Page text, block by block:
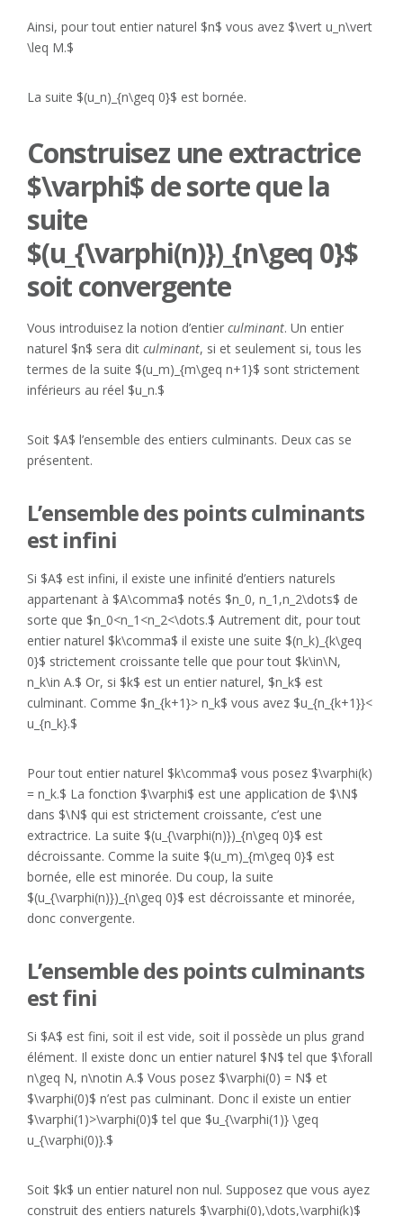
Ainsi, pour tout entier naturel $n$ vous avez $\vert u_n\vert
\leq M.$
La suite $(u_n)_{n\geq 0}$ est bornée.
Construisez une extractrice
$\varphi$ de sorte que la
suite
$(u_{\varphi(n)})_{n\geq 0}$
soit convergente
Vous introduisez la notion d’entier culminant. Un entier
naturel $n$ sera dit culminant, si et seulement si, tous les
termes de la suite $(u_m)_{m\geq n+1}$ sont strictement
inférieurs au réel $u_n.$
Soit $A$ l’ensemble des entiers culminants. Deux cas se
présentent.
L’ensemble des points culminants
est infini
Si $A$ est infini, il existe une infinité d’entiers naturels
appartenant à $A\comma$ notés $n_0, n_1,n_2\dots$ de
sorte que $n_0<n_1<n_2<\dots.$ Autrement dit, pour tout
entier naturel $k\comma$ il existe une suite $(n_k)_{k\geq
0}$ strictement croissante telle que pour tout $k\in\N,
n_k\in A.$ Or, si $k$ est un entier naturel, $n_k$ est
culminant. Comme $n_{k+1}> n_k$ vous avez $u_{n_{k+1}}<
u_{n_k}.$
Pour tout entier naturel $k\comma$ vous posez $\varphi(k)
= n_k.$ La fonction $\varphi$ est une application de $\N$
dans $\N$ qui est strictement croissante, c’est une
extractrice. La suite $(u_{\varphi(n)})_{n\geq 0}$ est
décroissante. Comme la suite $(u_m)_{m\geq 0}$ est
bornée, elle est minorée. Du coup, la suite
$(u_{\varphi(n)})_{n\geq 0}$ est décroissante et minorée,
donc convergente.
L’ensemble des points culminants
est fini
Si $A$ est fini, soit il est vide, soit il possède un plus grand
élément. Il existe donc un entier naturel $N$ tel que $\forall
n\geq N, n\notin A.$ Vous posez $\varphi(0) = N$ et
$\varphi(0)$ n’est pas culminant. Donc il existe un entier
$\varphi(1)>\varphi(0)$ tel que $u_{\varphi(1)} \geq
u_{\varphi(0)}.$
Soit $k$ un entier naturel non nul. Supposez que vous ayez
construit des entiers naturels $\varphi(0),\dots,\varphi(k)$